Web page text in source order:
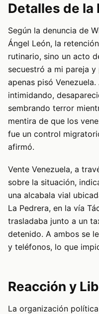
Detalles de la
Según la denuncia de
Ángel León, la
rutinario, sino un acto
secuestró a mi pareja
apenas pisó
intimidando,
sembrando terror
mentira de que los
fue un control
afirmó.
Vente Venezuela, a
sobre la situación,
una alcabala vial
La Pedrera, en la vía
trasladaba junto a un
detenido. A ambos se
y teléfonos, lo que
Reacción y
La organización